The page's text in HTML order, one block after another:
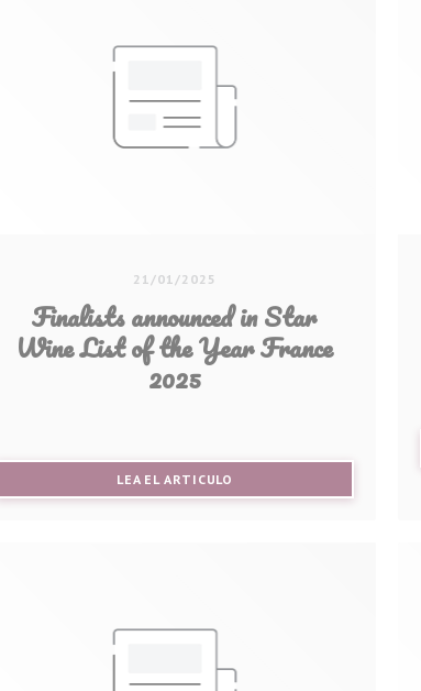
21/01/2025
Finalists announced in Star
Wine List of the Year France
2025
LEA EL ARTICULO